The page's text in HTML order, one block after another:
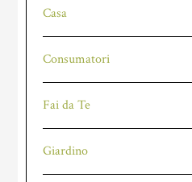
Casa
Consumatori
Fai da Te
Giardino